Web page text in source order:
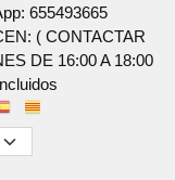
655493665
( CONTACTAR
DE 16:00 A 18:00